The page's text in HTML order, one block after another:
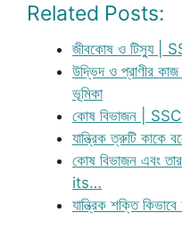
Related Posts:
জীবকোষ ও টিস্যু |
উদ্ভিদ ও প্রাণীর কাজ
ভূমিকা
কোষ বিভাজন | SSC
যান্ত্রিক ত্রুটি কাকে
কোষ বিভাজন এবং
its…
যান্ত্রিক শক্তি